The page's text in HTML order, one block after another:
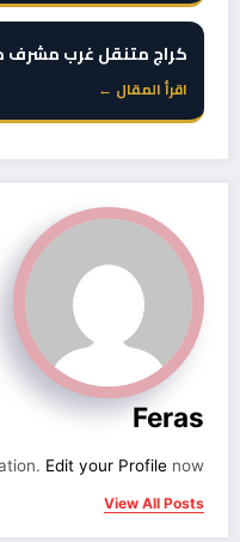
كراج متنقل غرب مشرف خدمة
اقرأ المقال ←
Feras
Edit your Profile now.
View All Posts